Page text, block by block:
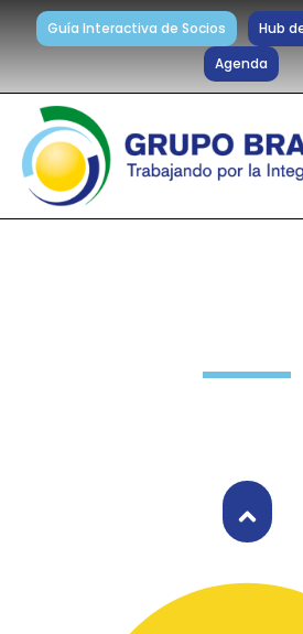
Guía Interactiva de Socios Hub
Agenda